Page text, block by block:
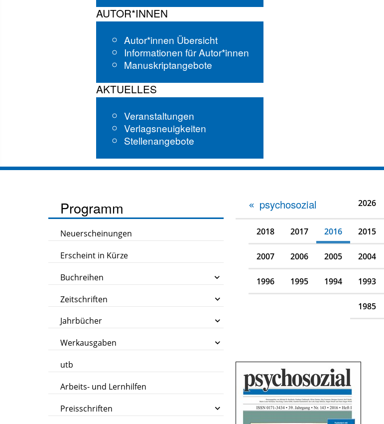
AUTOR*INNEN
Autor*innen Übersicht
Informationen für Autor*innen
Manuskriptangebote
AKTUELLES
Veranstaltungen
Verlagsneuigkeiten
Stellenangebote
Programm
Neuerscheinungen
Erscheint in Kürze
Buchreihen
Zeitschriften
Jahrbücher
Werkausgaben
utb
Arbeits- und Lernhilfen
Preisschriften
psychosozial 2026
2018 2017 2016 2015
2007 2006 2005 2004
1996 1995 1994 1993
1985